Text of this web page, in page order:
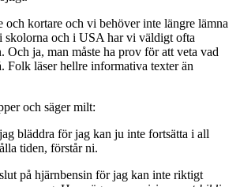
och kortare och vi behöver inte längre lämna
skolorna och i USA har vi väldigt ofta
Och ja, man måste ha prov för att veta vad
Folk läser hellre informativa texter än
och säger milt:
bläddra för jag kan ju inte fortsätta i all
tiden, förstår ni.
på hjärnbensin för jag kan inte riktigt